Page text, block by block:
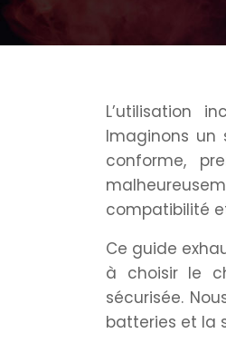
L’utilisation
Imaginons un
conforme,
compatibilité
Ce guide
à choisir le
sécurisée.
batteries et la